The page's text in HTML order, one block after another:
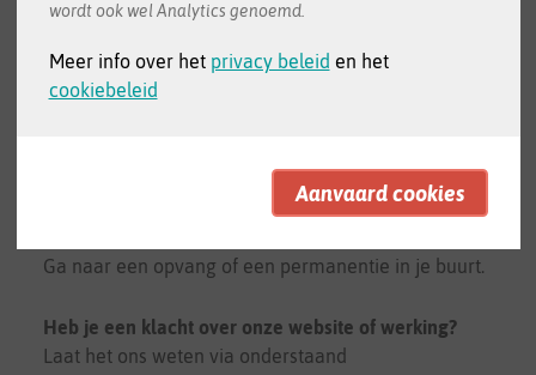
wordt ook wel Analytics genoemd.
Meer info over het privacy beleid en het
cookiebeleid
Heb je hulp nodig bij je registratie of heb je geen e-
Ga naar een opvang of een permanentie in je buurt.
Heb je een klacht over onze website of werking?
Laat het ons weten via onderstaand